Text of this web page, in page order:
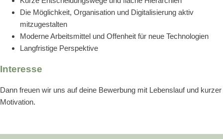
Die Möglichkeit, Organisation und Digitalisierung aktiv
mitzugestalten
Moderne Arbeitsmittel und Offenheit für neue Technologien
Langfristige Perspektive
Interesse
Dann freuen wir uns auf deine Bewerbung mit Lebenslauf und kurzer
Motivation.